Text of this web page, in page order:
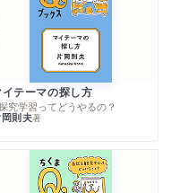
イテーマの探し方
究学習ってどうやるの？
則夫著